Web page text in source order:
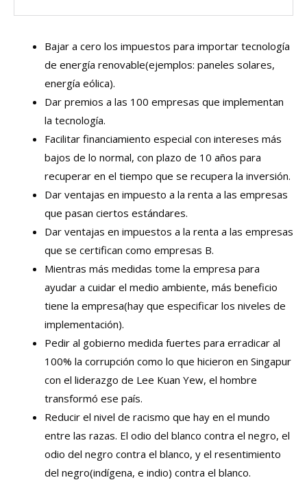
Bajar a cero los impuestos para importar tecnología
de energía renovable(ejemplos: paneles solares,
energía eólica).
Dar premios a las 100 empresas que implementan
la tecnología.
Facilitar financiamiento especial con intereses más
bajos de lo normal, con plazo de 10 años para
recuperar en el tiempo que se recupera la inversión.
Dar ventajas en impuesto a la renta a las empresas
que pasan ciertos estándares.
Dar ventajas en impuestos a la renta a las empresas
que se certifican como empresas B.
Mientras más medidas tome la empresa para
ayudar a cuidar el medio ambiente, más beneficio
tiene la empresa(hay que especificar los niveles de
implementación).
Pedir al gobierno medida fuertes para erradicar al
100% la corrupción como lo que hicieron en Singapur
con el liderazgo de Lee Kuan Yew, el hombre
transformó ese país.
Reducir el nivel de racismo que hay en el mundo
entre las razas. El odio del blanco contra el negro, el
odio del negro contra el blanco, y el resentimiento
del negro(indígena, e indio) contra el blanco.